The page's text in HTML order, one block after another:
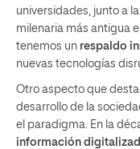
universidades, junto a
milenaria más antigua
tenemos un respaldo
nuevas tecnologías
Otro aspecto que
desarrollo de la
el paradigma. En la
información